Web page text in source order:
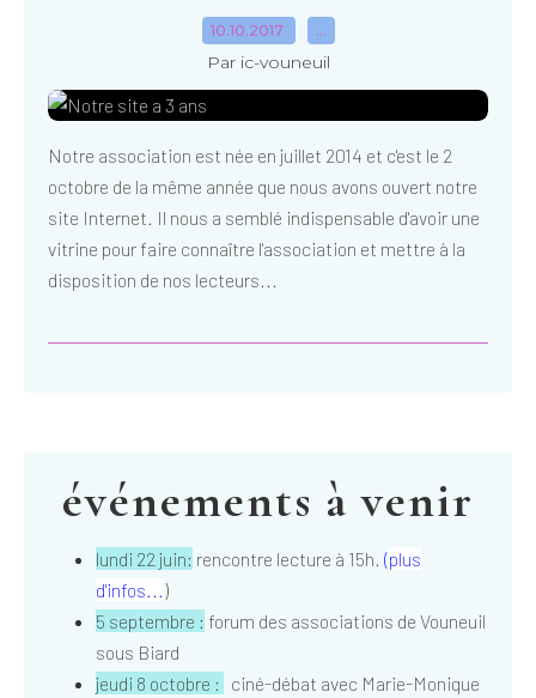
10.10.2017 …
Par ic-vouneuil
Notre association est née en juillet 2014 et c'est le 2
octobre de la même année que nous avons ouvert notre
site Internet. Il nous a semblé indispensable d'avoir une
vitrine pour faire connaître l'association et mettre à la
disposition de nos lecteurs...
événements à venir
lundi 22 juin: rencontre lecture à 15h. (plus
d'infos...)
5 septembre : forum des associations de Vouneuil
sous Biard
jeudi 8 octobre :
ciné-débat avec Marie-Monique